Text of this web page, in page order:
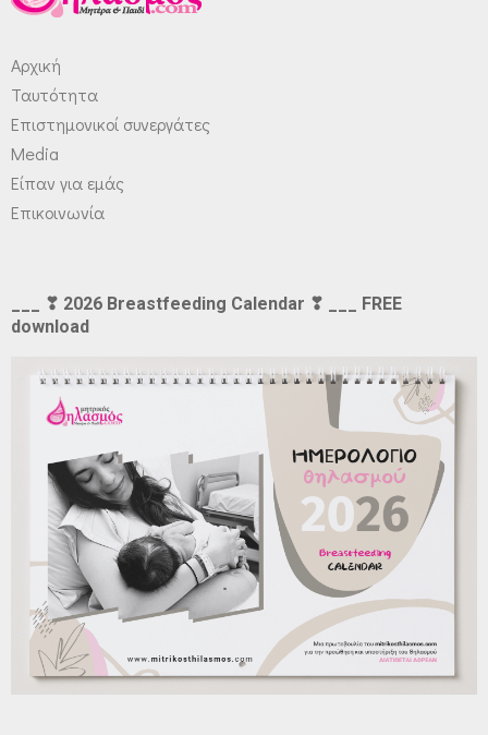
Αρχική
Ταυτότητα
Επιστημονικοί συνεργάτες
Media
Είπαν για εμάς
Επικοινωνία
___ ❣ 2026 Breastfeeding Calendar ❣ ___ FREE
download